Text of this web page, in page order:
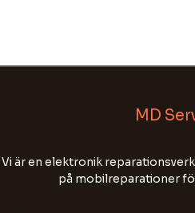
MD
Vi är en elektronik
på mobilreparationer
Välkommen till